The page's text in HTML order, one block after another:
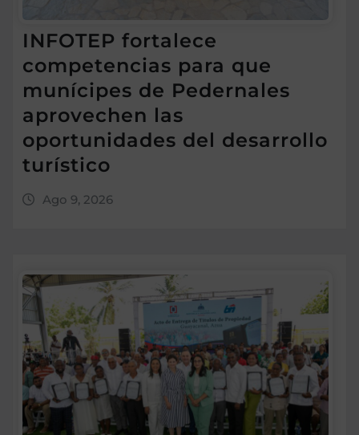
INFOTEP fortalece
competencias para que
munícipes de Pedernales
aprovechen las
oportunidades del desarrollo
turístico
Ago 9, 2026